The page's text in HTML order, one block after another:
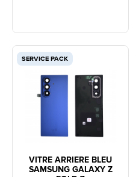
SERVICE PACK
VITRE ARRIERE BLEU
SAMSUNG GALAXY Z